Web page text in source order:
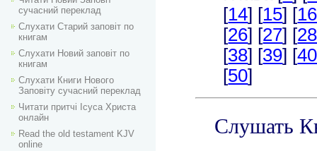
сучасний переклад
Слухати Старий заповіт по
книгам
Слухати Новий заповіт по
книгам
Слухати Книги Нового
Заповіту сучасний переклад
Читати притчі Ісуса Христа
онлайн
Read the old testament KJV
online